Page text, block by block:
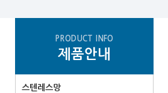
PRODUCT INFO
제품안내
스텐레스망